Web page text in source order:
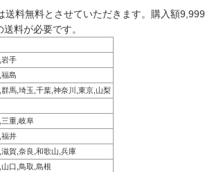
送料無料とさせていただきます。購入額9,999
料が必要です。
岩手
島
馬,埼玉,千葉,神奈川,東京,山梨
重,岐阜
福井
賀,奈良,和歌山,兵庫
山口,鳥取,島根